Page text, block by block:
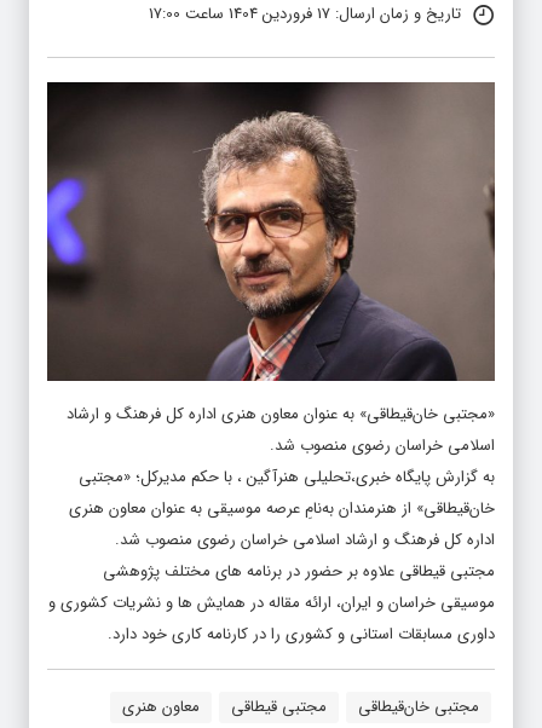
تاریخ و زمان ارسال: 17 فروردین 1404 ساعت 17:00
«مجتبی خان‌قیطاقی» به عنوان معاون هنری اداره کل فرهنگ و ارشاد
اسلامی خراسان رضوی منصوب شد.
به گزارش پایگاه خبری،تحلیلی هنرآگین ، با حکم مدیرکل؛ «مجتبی
خان‌قیطاقی» از هنرمندان به‌نامِ عرصه موسیقی به عنوان معاون هنری
اداره کل فرهنگ و ارشاد اسلامی خراسان رضوی منصوب شد.
مجتبی قیطاقی علاوه بر حضور در برنامه های مختلف پژوهشی
موسیقی خراسان و ایران، ارائه مقاله در همایش ها و نشریات کشوری و
داوری مسابقات استانی و کشوری را در کارنامه کاری خود دارد.
مجتبی خان‌قیطاقی مجتبی قیطاقی
معاون هنری